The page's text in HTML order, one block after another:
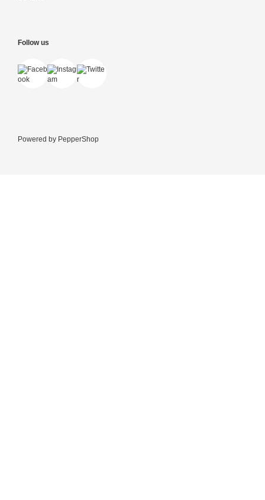
Follow us
Powered by PepperShop